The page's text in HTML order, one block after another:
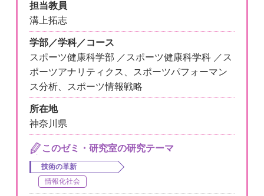
担当教員
溝上拓志
学部／学科／コース
スポーツ健康科学部 ／スポーツ健康科学科 ／ス
ポーツアナリティクス、スポーツパフォーマン
ス分析、スポーツ情報戦略
所在地
神奈川県
このゼミ・研究室の研究テーマ
技術の革新
情報化社会